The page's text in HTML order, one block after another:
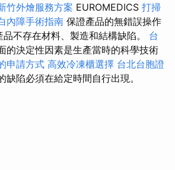
竹外燴服務方案 EUROMEDICS 打掃
內障手術指南 保證產品的無錯誤操作
不存在材料、製造和結構缺陷。 台
的決定性因素是生產當時的科學技術
申請方式 高效冷凍櫃選擇 台北台胞證
缺陷必須在給定時間自行出現。